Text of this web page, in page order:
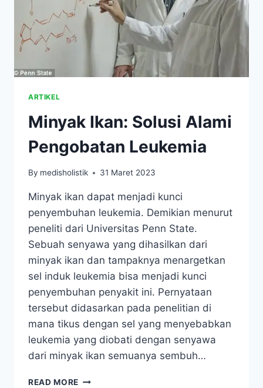
ARTIKEL
Minyak Ikan: Solusi Alami
Pengobatan Leukemia
By medisholistik 31 Maret 2023
Minyak ikan dapat menjadi kunci
penyembuhan leukemia. Demikian menurut
peneliti dari Universitas Penn State.
Sebuah senyawa yang dihasilkan dari
minyak ikan dan tampaknya menargetkan
sel induk leukemia bisa menjadi kunci
penyembuhan penyakit ini. Pernyataan
tersebut didasarkan pada penelitian di
mana tikus dengan sel yang menyebabkan
leukemia yang diobati dengan senyawa
dari minyak ikan semuanya sembuh…
READ MORE MINYAK